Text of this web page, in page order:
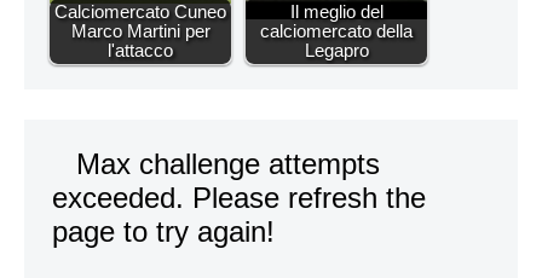
Calciomercato Cuneo
Marco Martini per
l'attacco
Il meglio del
calciomercato della
Legapro